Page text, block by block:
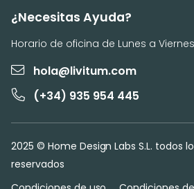
¿Necesitas Ayuda?
Horario de oficina de Lunes a
hola@livitum.com
(+34) 935 954 445
2025 © Home Design Labs S.L. todos
reservados